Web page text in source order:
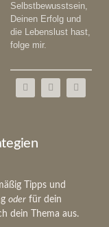
Selbstbewusstsein,
Deinen Erfolg und
die Lebenslust hast,
folge mir.
Tipps und
oder für dein
dein Thema aus.